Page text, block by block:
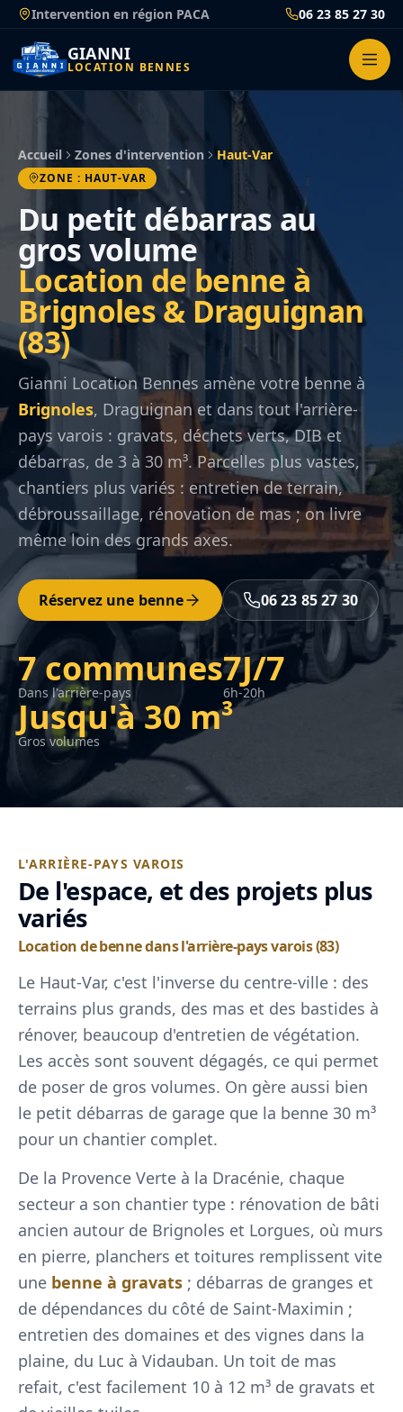
Passer
contenu
Intervention en région PACA 06 23 85 27 30
GIANNI
LOCATION BENNES
Accueil Zones d'intervention Haut-Var
ZONE : HAUT-VAR
Du petit débarras au
gros volume
Location de benne à
Brignoles & Draguignan
(83)
Gianni Location Bennes amène votre benne à
Brignoles, Draguignan et dans tout l'arrière-
pays varois : gravats, déchets verts, DIB et
débarras, de 3 à 30 m³. Parcelles plus vastes,
chantiers plus variés : entretien de terrain,
débroussaillage, rénovation de mas ; on livre
même loin des grands axes.
Réservez une benne 06 23 85 27 30
7 communes
Dans l'arrière-pays
7J/7
6h-20h
Jusqu'à 30 m³
Gros volumes
L'ARRIÈRE-PAYS VAROIS
De l'espace, et des projets plus
variés
Location de benne dans l'arrière-pays varois (83)
Le Haut-Var, c'est l'inverse du centre-ville : des
terrains plus grands, des mas et des bastides à
rénover, beaucoup d'entretien de végétation.
Les accès sont souvent dégagés, ce qui permet
de poser de gros volumes. On gère aussi bien
le petit débarras de garage que la benne 30 m³
pour un chantier complet.
De la Provence Verte à la Dracénie, chaque
secteur a son chantier type : rénovation de bâti
ancien autour de Brignoles et Lorgues, où murs
en pierre, planchers et toitures remplissent vite
une benne à gravats ; débarras de granges et
de dépendances du côté de Saint-Maximin ;
entretien des domaines et des vignes dans la
plaine, du Luc à Vidauban. Un toit de mas
refait, c'est facilement 10 à 12 m³ de gravats et